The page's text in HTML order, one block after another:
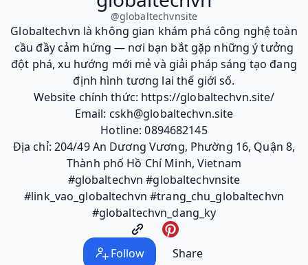
@globaltechvnsite
Globaltechvn là không gian khám phá công nghệ toàn
cầu đầy cảm hứng — nơi bạn bắt gặp những ý tưởng
đột phá, xu hướng mới mẻ và giải pháp sáng tạo đang
định hình tương lai thế giới số.
Website chính thức: https://globaltechvn.site/
Email: cskh@globaltechvn.site
Hotline: 0894682145
Địa chỉ: 204/49 An Dương Vương, Phường 16, Quận 8,
Thành phố Hồ Chí Minh, Vietnam
#globaltechvn #globaltechvnsite
#link_vao_globaltechvn #trang_chu_globaltechvn
#globaltechvn_dang_ky
Follow Share